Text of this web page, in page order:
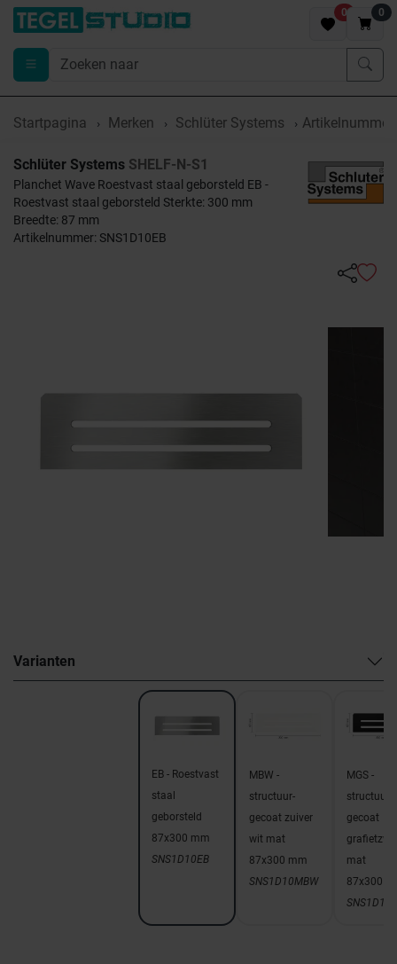
0 0
Startpagina Merken Schlüter Systems Artikelnummer
Schlüter Systems SHELF-N-S1
Planchet Wave Roestvast staal geborsteld EB -
Roestvast staal geborsteld Sterkte: 300 mm
Breedte: 87 mm
Artikelnummer: SNS1D10EB
Varianten
EB - Roestvast
staal
geborsteld
87x300 mm
SNS1D10EB
MBW -
structuur-
gecoat zuiver
wit mat
87x300 mm
SNS1D10MBW
MGS -
structuur-
gecoat
mat
87x300